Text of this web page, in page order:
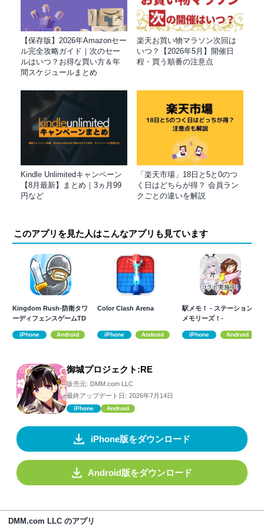
【保存版】2026年Amazonセー
ル完全攻略ガイド｜次のセー
ルはいつ？お得な買い方＆年
間スケジュールまとめ
楽天お買い物マラソン次回は
いつ？【2026年5月】開催日
程・買う順番の注意点
Kindle Unlimitedキャンペーン
【8月最新】まとめ｜3ヵ月99
円など
「楽天市場」18日と5と0のつ
く日はどちらが得？ 会員ラン
クごとの違いを解説
このアプリを見た人はこんなアプリも見ています
Kingdom Rush-防衛タワ
ーディフェンスゲームTD
iPhone Android
Color Clash Arena
iPhone Android
駅メモ！ - ステーション
メモリーズ！-
iPhone Android
御城プロジェクト:RE
販売元: DMM.com LLC
最終アップデート日: 2026年7月14日
iPhone Android
iPhone版をダウンロード
Android版をダウンロード
DMM.com LLC のアプリ